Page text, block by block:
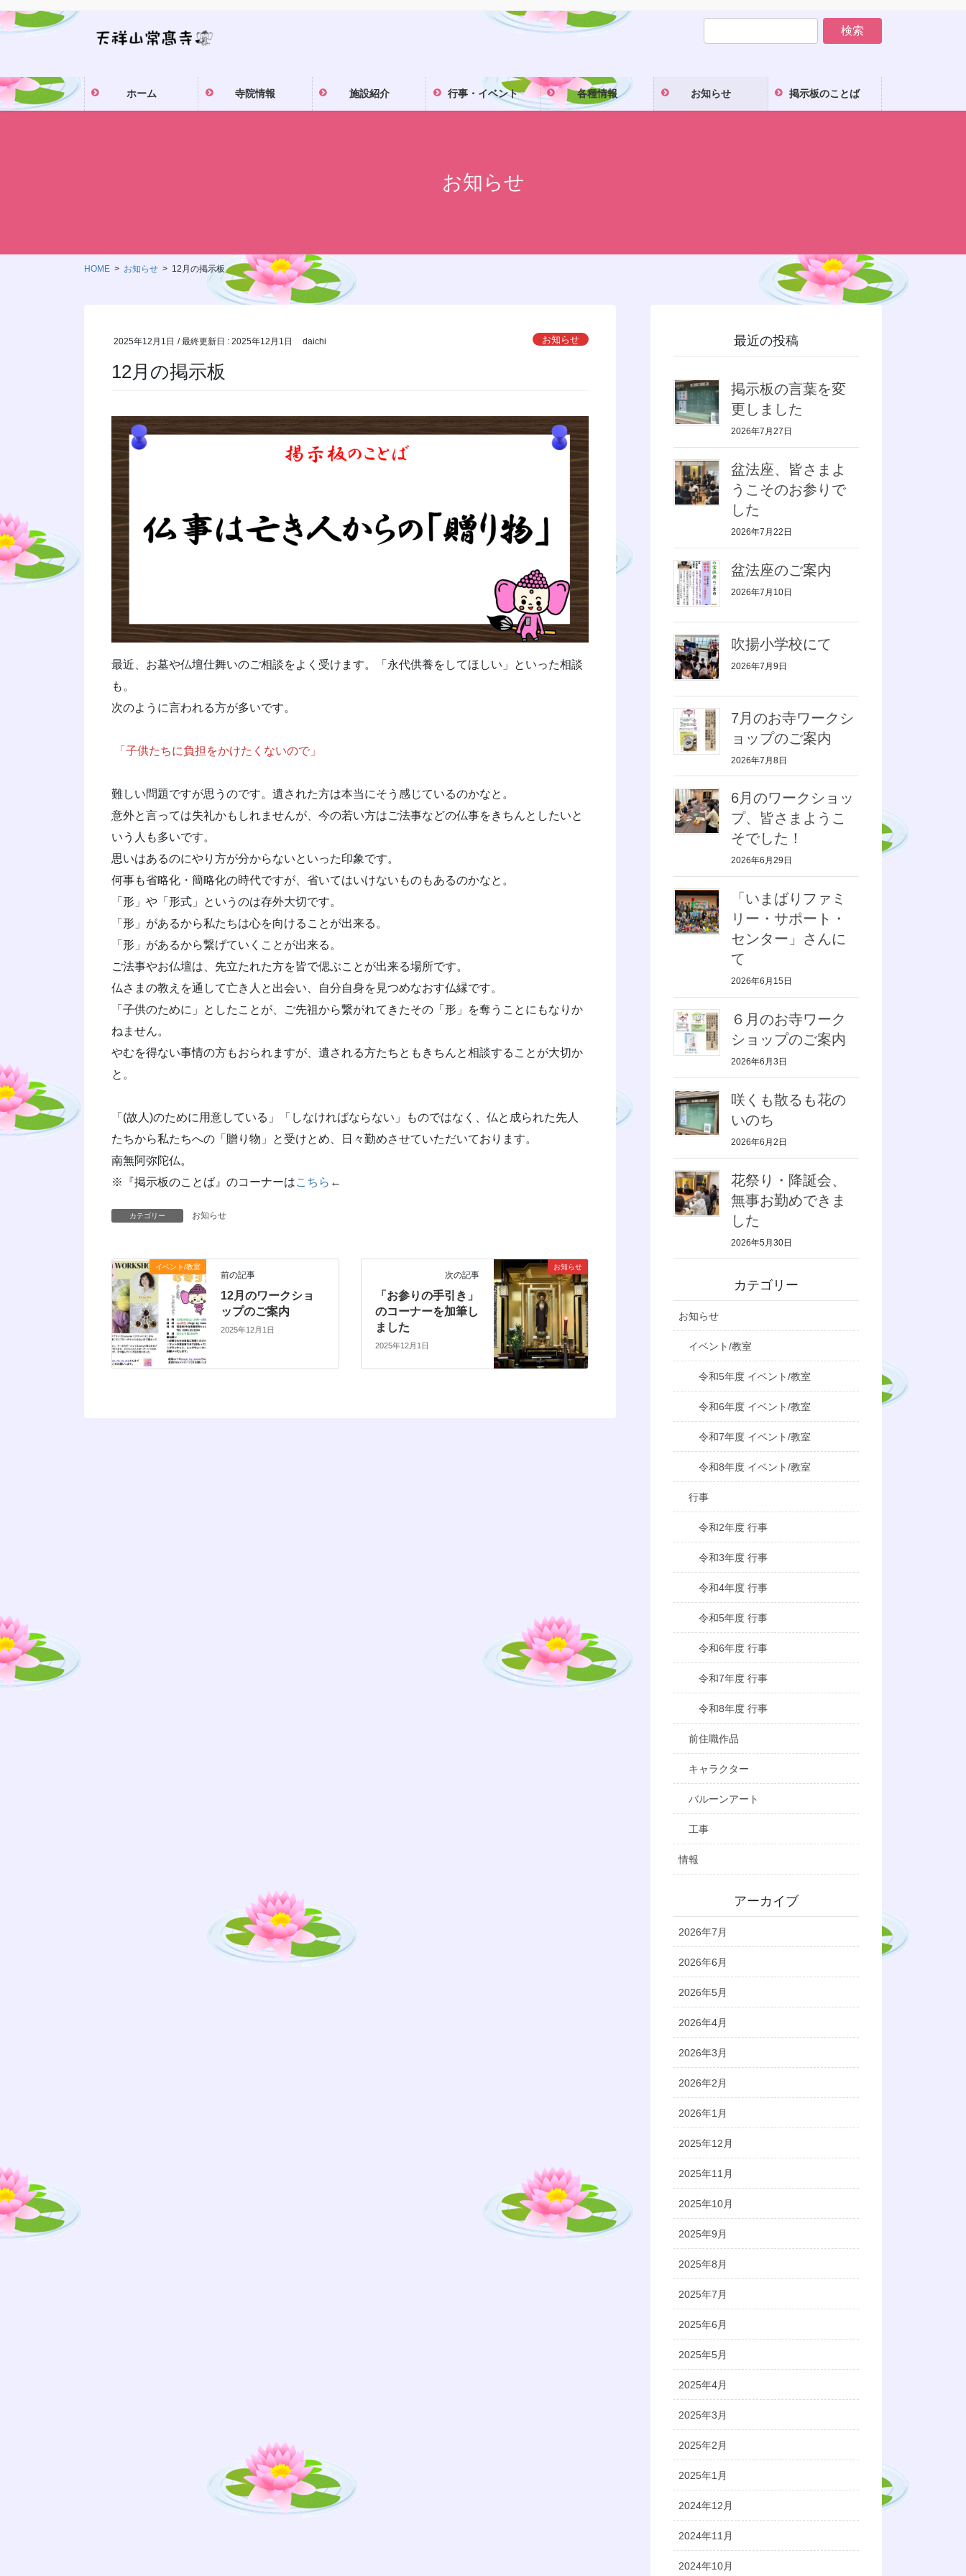
ン
ツ
に
移
ビ
シ
ョ
ン
ホーム 寺院情報 施設紹介 行事・イベント 各種情報 お知らせ 掲示板のことば
お知らせ
HOME お知らせ 12月の掲示板
2025年12月1日 / 最終更新日 :2025年12月1日 daichi お知らせ
12月の掲示板
最近、お墓や仏壇仕舞いのご相談をよく受けます。「永代供養をしてほしい」といった相談
も。
次のように言われる方が多いです。
「子供たちに負担をかけたくないので」
難しい問題ですが思うのです。遺された方は本当にそう感じているのかなと。
意外と言っては失礼かもしれませんが、今の若い方はご法事などの仏事をきちんとしたいと
いう人も多いです。
思いはあるのにやり方が分からないといった印象です。
何事も省略化・簡略化の時代ですが、省いてはいけないものもあるのかなと。
「形」や「形式」というのは存外大切です。
「形」があるから私たちは心を向けることが出来る。
「形」があるから繋げていくことが出来る。
ご法事やお仏壇は、先立たれた方を皆で偲ぶことが出来る場所です。
仏さまの教えを通して亡き人と出会い、自分自身を見つめなおす仏縁です。
「子供のために」としたことが、ご先祖から繋がれてきたその「形」を奪うことにもなりか
ねません。
やむを得ない事情の方もおられますが、遺される方たちともきちんと相談することが大切か
と。
「(故人)のために用意している」「しなければならない」ものではなく、仏と成られた先人
たちから私たちへの「贈り物」と受けとめ、日々勤めさせていただいております。
南無阿弥陀仏。
※『掲示板のことば』のコーナーはこちら ←
カテゴリー お知らせ
イベント/教室
前の記事
12月のワークショ
ップのご案内
2025年12月1日
お知らせ
次の記事
「お参りの手引き」
のコーナーを加筆し
ました
2025年12月1日
最近の投稿
掲示板の言葉を変
更しました
2026年7月27日
盆法座、皆さまよ
うこそのお参りで
した
2026年7月22日
盆法座のご案内
2026年7月10日
吹揚小学校にて
2026年7月9日
7月のお寺ワークシ
ョップのご案内
2026年7月8日
6月のワークショッ
プ、皆さまようこ
そでした！
2026年6月29日
「いまばりファミ
リー・サポート・
センター」さんに
て
2026年6月15日
６月のお寺ワーク
ショップのご案内
2026年6月3日
咲くも散るも花の
いのち
2026年6月2日
花祭り・降誕会、
無事お勤めできま
した
2026年5月30日
カテゴリー
お知らせ
イベント/教室
令和5年度 イベント/教室
令和6年度 イベント/教室
令和7年度 イベント/教室
令和8年度 イベント/教室
行事
令和2年度 行事
令和3年度 行事
令和4年度 行事
令和5年度 行事
令和6年度 行事
令和7年度 行事
令和8年度 行事
前住職作品
キャラクター
バルーンアート
工事
情報
アーカイブ
2026年7月
2026年6月
2026年5月
2026年4月
2026年3月
2026年2月
2026年1月
2025年12月
2025年11月
2025年10月
2025年9月
2025年8月
2025年7月
2025年6月
2025年5月
2025年4月
2025年3月
2025年2月
2025年1月
2024年12月
2024年11月
2024年10月